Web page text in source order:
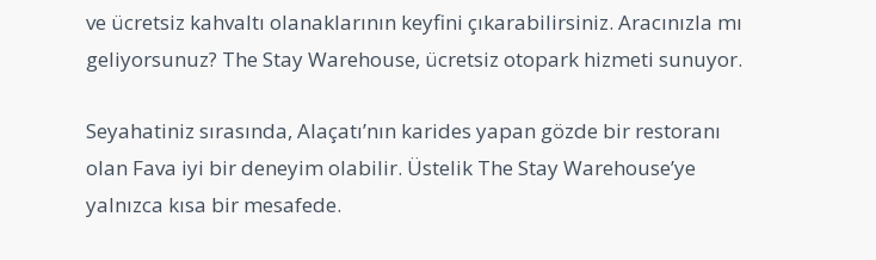
ve ücretsiz kahvaltı olanaklarının keyfini çıkarabilirsiniz. Aracınızla mı
geliyorsunuz? The Stay Warehouse, ücretsiz otopark hizmeti sunuyor.
Seyahatiniz sırasında, Alaçatı’nın karides yapan gözde bir restoranı
olan Fava iyi bir deneyim olabilir. Üstelik The Stay Warehouse’ye
yalnızca kısa bir mesafede.